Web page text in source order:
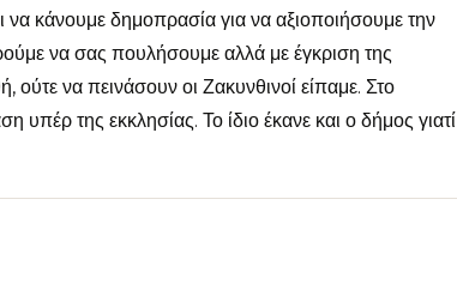
να κάνουμε δημοπρασία για να αξιοποιήσουμε την
να σας πουλήσουμε αλλά με έγκριση της
να πεινάσουν οι Ζακυνθινοί είπαμε. Στο
της εκκλησίας. Το ίδιο έκανε και ο δήμος γιατί